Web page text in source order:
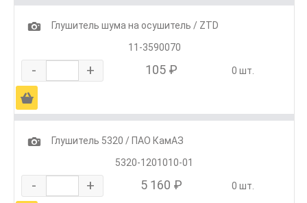
1
Глушитель шума на осушитель / ZTD
11-3590070
- + 105 ₽ 0 шт.
Ä
1
Глушитель 5320 / ПАО КамАЗ
5320-1201010-01
- + 5 160 ₽ 0 шт.